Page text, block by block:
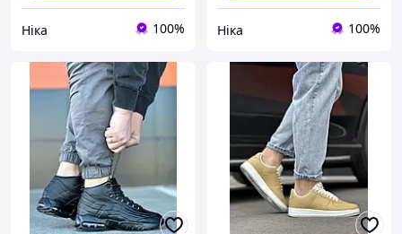
Ніка 100% Ніка 100%